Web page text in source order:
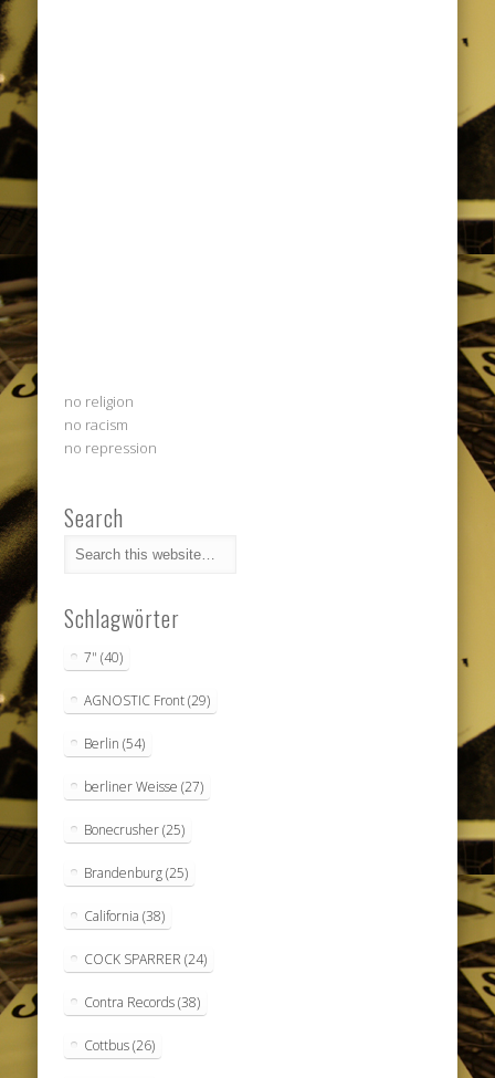
no religion
no racism
no repression
Search
Schlagwörter
7" (40)
AGNOSTIC Front(29)
Berlin (54)
berliner Weisse (27)
Bonecrusher(25)
Brandenburg(25)
California (38)
COCK SPARRER (24)
Contra Records(38)
Cottbus(26)